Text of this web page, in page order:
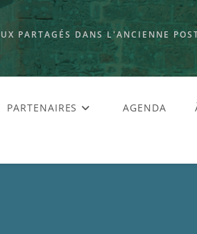
PARTAGÉS DANS L'ANCIENNE
PARTENAIRES AGENDA